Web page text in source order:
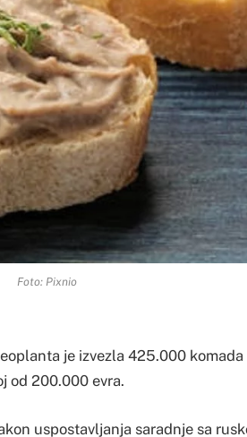
Foto: Pixnio
je izvezla 425.000
od 200.000 evra.
uspostavljanja saradnje sa